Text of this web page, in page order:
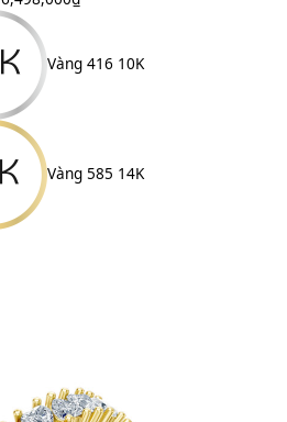
Vàng 416 10K
Vàng 585 14K